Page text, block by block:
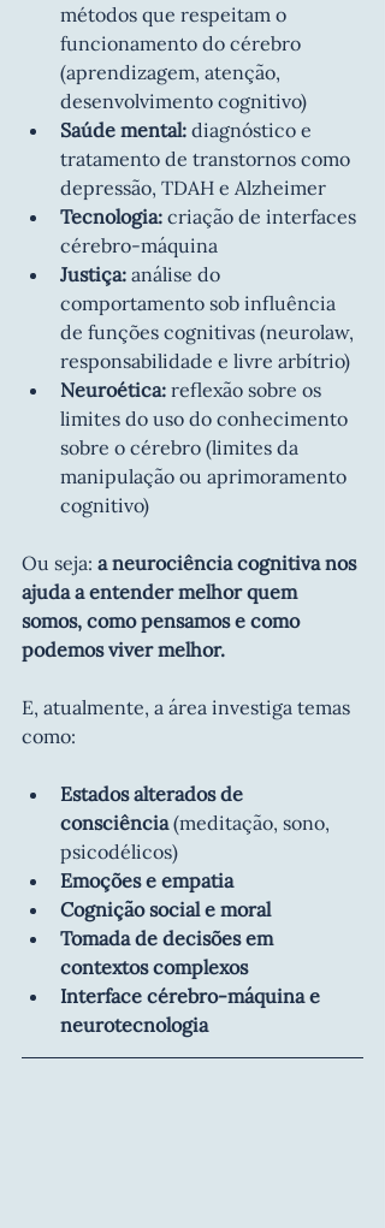
métodos que respeitam o
funcionamento do cérebro
(aprendizagem, atenção,
desenvolvimento cognitivo)
Saúde mental: diagnóstico e
tratamento de transtornos como
depressão, TDAH e Alzheimer
Tecnologia: criação de interfaces
cérebro-máquina
Justiça: análise do
comportamento sob influência
de funções cognitivas (neurolaw,
responsabilidade e livre arbítrio)
Neuroética: reflexão sobre os
limites do uso do conhecimento
sobre o cérebro (limites da
manipulação ou aprimoramento
cognitivo)
Ou seja: a neurociência cognitiva nos
ajuda a entender melhor quem
somos, como pensamos e como
podemos viver melhor.
E, atualmente, a área investiga temas
como:
Estados alterados de
consciência (meditação, sono,
psicodélicos)
Emoções e empatia
Cognição social e moral
Tomada de decisões em
contextos complexos
Interface cérebro-máquina e
neurotecnologia